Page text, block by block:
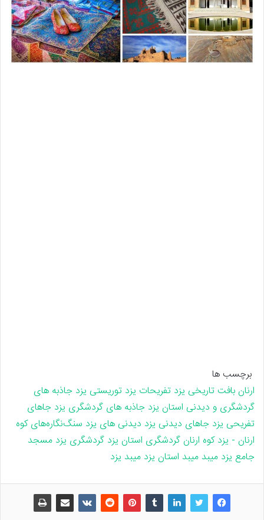
برچسب ها
ارنان بافت تاریخی یزد تفریحات یزد توریستی یزد جاذبه های
گردشگری و دیدنی استان یزد جاذبه های گردشگری یزد جاهای
تفریحی یزد جاهای دیدنی یزد دیدنی های یزد سنگ‌نگاره‌های کوه
ارنان - یزد کوه ارنان گردشگری استان یزد گردشگری یزد مسجد
جامع یزد میبدمیبد استان یزد میبد یزد